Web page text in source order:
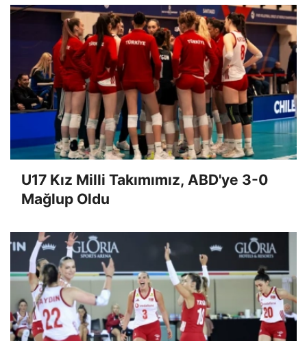
U17 Kız Milli Takımımız, ABD'ye 3-0
Mağlup Oldu